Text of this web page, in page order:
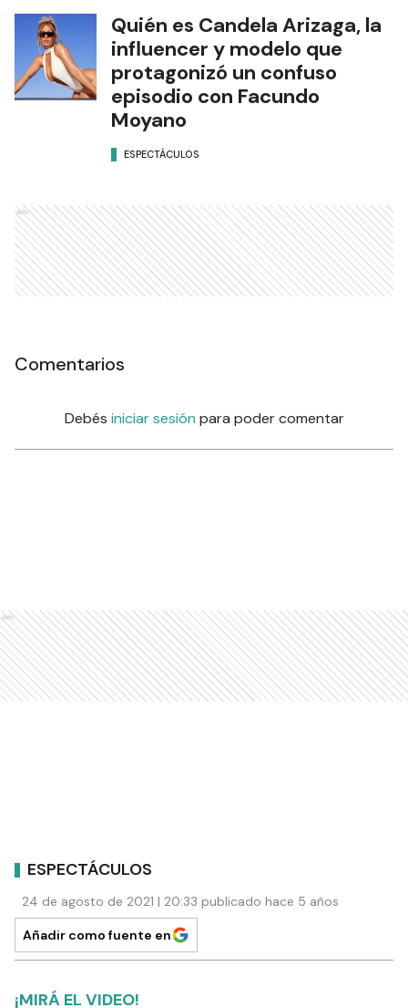
Quién es Candela Arizaga, la
influencer y modelo que
protagonizó un confuso
episodio con Facundo
Moyano
ESPECTÁCULOS
Ads
Comentarios
Debés iniciar sesión para poder comentar
Ads
ESPECTÁCULOS
24 de agosto de 2021 | 20:33 publicado hace 5 años
Añadir como fuente en
¡MIRÁ EL VIDEO!